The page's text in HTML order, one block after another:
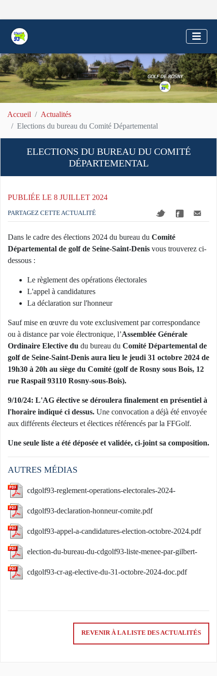
Accueil
Actualités
Elections du bureau du Comité Départemental
ELECTIONS DU BUREAU DU COMITÉ
DÉPARTEMENTAL
PUBLIÉE LE 8 JUILLET 2024
PARTAGEZ CETTE ACTUALITÉ
Dans le cadre des élections 2024 du bureau du Comité
Départemental de golf de Seine-Saint-Denis vous trouverez ci-
dessous :
Le règlement des opérations électorales
L'appel à candidatures
La déclaration sur l'honneur
Sauf mise en œuvre du vote exclusivement par correspondance
ou à distance par voie électronique, l’Assemblée Générale
Ordinaire Elective du du bureau du Comité Départemental de
golf de Seine-Saint-Denis aura lieu le jeudi 31 octobre 2024 de
19h30 à 20h au siège du Comité (golf de Rosny sous Bois, 12
rue Raspail 93110 Rosny-sous-Bois).
9/10/24: L'AG élective se déroulera finalement en présentiel à
l'horaire indiqué ci dessus. Une convocation a déjà été envoyée
aux différents électeurs et électices référencés par la FFGolf.
Une seule liste a été déposée et validée, ci-joint sa composition.
AUTRES MÉDIAS
cdgolf93-reglement-operations-electorales-2024-
cdgolf93-declaration-honneur-comite.pdf
cdgolf93-appel-a-candidatures-election-octobre-2024.pdf
election-du-bureau-du-cdgolf93-liste-menee-par-gilbert-
cdgolf93-cr-ag-elective-du-31-octobre-2024-doc.pdf
REVENIR À LA LISTE DES ACTUALITÉS